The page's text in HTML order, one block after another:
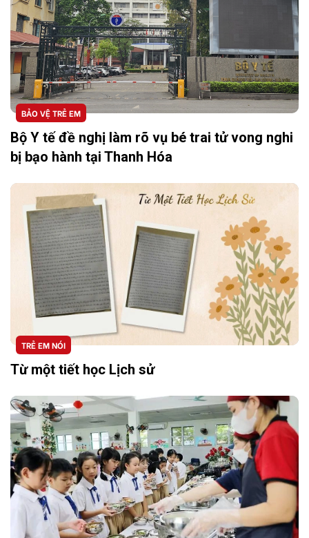
BẢO VỆ TRẺ EM
Bộ Y tế đề nghị làm rõ vụ bé trai tử vong nghi
bị bạo hành tại Thanh Hóa
TRẺ EM NÓI
Từ một tiết học Lịch sử